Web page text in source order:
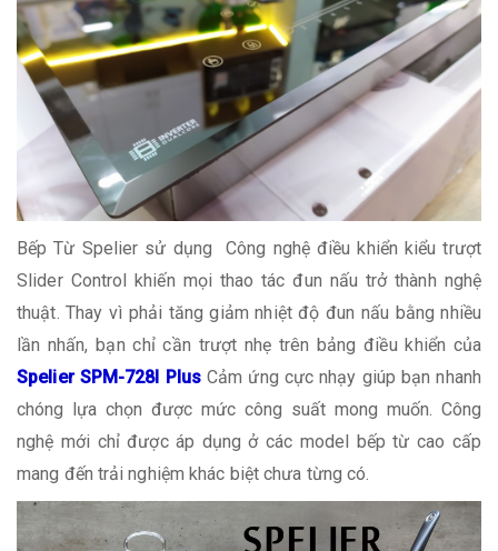
Bếp Từ Spelier sử dụng Công nghệ điều khiển kiểu trượt
Slider Control khiến mọi thao tác đun nấu trở thành nghệ
thuật. Thay vì phải tăng giảm nhiệt độ đun nấu bằng nhiều
lần nhấn, bạn chỉ cần trượt nhẹ trên bảng điều khiển của
Spelier SPM-728I Plus Cảm ứng cực nhạy giúp bạn nhanh
chóng lựa chọn được mức công suất mong muốn. Công
nghệ mới chỉ được áp dụng ở các model bếp từ cao cấp
mang đến trải nghiệm khác biệt chưa từng có.